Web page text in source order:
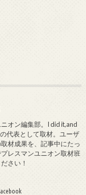
オン編集部。I did it,and
代表として取材。ユーザ
材成果を、記事中にたっ
レスマンユニオン取材班
ださい！